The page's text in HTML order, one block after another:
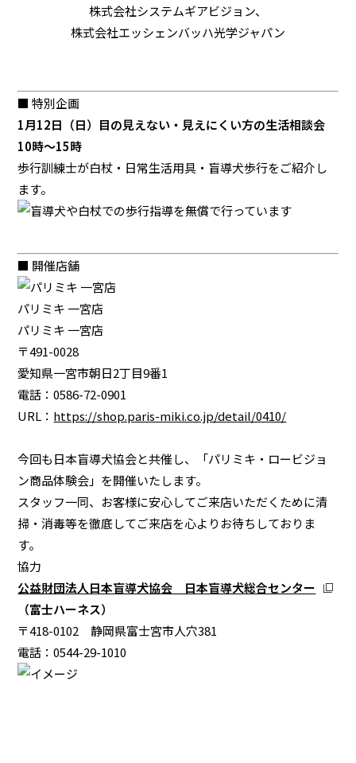
株式会社システムギアビジョン、
株式会社エッシェンバッハ光学ジャパン
■ 特別企画
1月12日（日）目の見えない・見えにくい方の生活相談会
10時～15時
歩行訓練士が白杖・日常生活用具・盲導犬歩行をご紹介し
ます。
■ 開催店舗
パリミキ 一宮店
パリミキ 一宮店
〒491-0028
愛知県一宮市朝日2丁目9番1
電話：0586-72-0901
URL： https://shop.paris-miki.co.jp/detail/0410/
今回も日本盲導犬協会と共催し、「パリミキ・ロービジョ
ン商品体験会」を開催いたします。
スタッフ一同、お客様に安心してご来店いただくために清
掃・消毒等を徹底してご来店を心よりお待ちしておりま
す。
協力
公益財団法人日本盲導犬協会 日本盲導犬総合センター
（富士ハーネス）
〒418-0102 静岡県富士宮市人穴381
電話：0544-29-1010